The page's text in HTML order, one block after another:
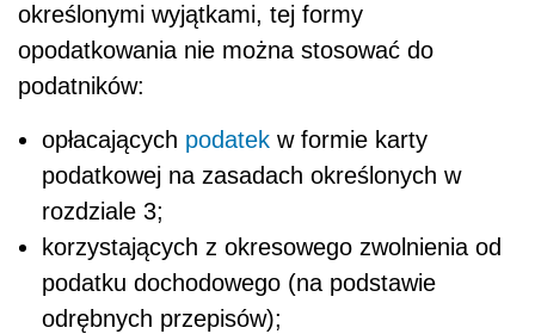
określonymi wyjątkami, tej formy
opodatkowania nie można stosować do
podatników:
opłacających podatek w formie karty
podatkowej na zasadach określonych w
rozdziale 3;
korzystających z okresowego zwolnienia od
podatku dochodowego (na podstawie
odrębnych przepisów);